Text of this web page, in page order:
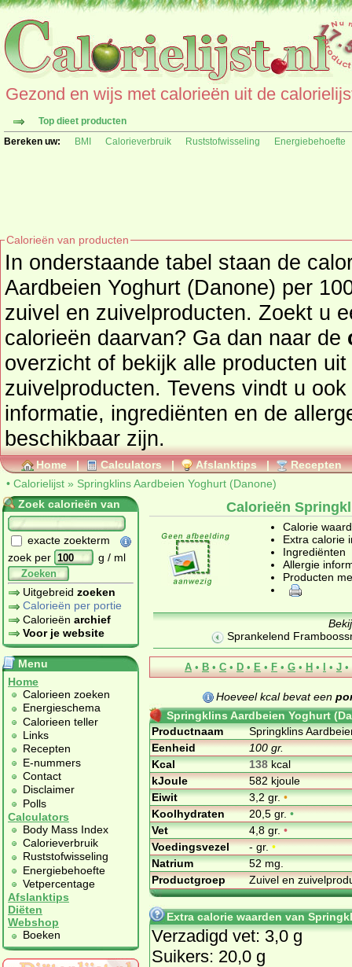
Gezond en wijs met calorieën uit de
Top dieet producten
Bereken uw:
BMI Calorieverbruik Ruststofwisseling Energiebehoefte
Calorieën van producten
In onderstaande tabel staan de
Aardbeien Yoghurt (Danone) per
zuivel en zuivelproducten. Zoekt u een ander product en de
calorieën daarvan? Ga dan naar de
overzicht of bekijk alle
zuivelproducten. Tevens vindt u ook de uitgebreide calorie
informatie, ingrediënten en de
beschikbaar zijn.
Home | Calculators | Afslanktips | Recepten
• Calorielijst » Springklins Aardbeien Yoghurt (Danone)
Zoek calorieën van
exacte zoekterm
zoek per
g / ml
Zoeken
Uitgebreid zoeken
Calorieën per portie
Calorieën archief
Voor je website
Menu
Home
Calorieen zoeken
Energieschema
Calorieen teller
Links
Recepten
E-nummers
Contact
Disclaimer
Polls
Calculators
Body Mass Index
Calorieverbruik
Ruststofwisseling
Energiebehoefte
Vetpercentage
Afslanktips
Diëten
Webshop
Boeken
Calorieën
Calorie
Extra calorie
Ingrediënten
Allergie
Producten
Sprankelend
A • B • C • D • E • F • G • H • I • J •
Hoeveel kcal bevat een
Springklins Aardbeien Yoghurt
Productnaam
Springklins
Eenheid
100 gr.
Kcal
138kcal
kJoule
582 kjoule
Eiwit
3,2 gr.•
Koolhydraten
20,5 gr.•
Vet
4,8 gr.•
Voedingsvezel
- gr.•
Natrium
52 mg.
Productgroep
Zuivel en
Extra calorie waarden van
Verzadigd vet: 3,0 g
Suikers: 20,0 g